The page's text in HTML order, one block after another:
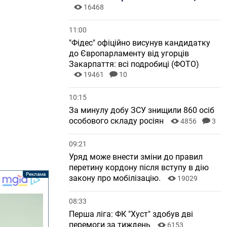
16468
11:00
"Фідес" офіційно висунув кандидатку
до Європарламенту від угорців
Закарпаття: всі подробиці (ФОТО)
19461 10
10:15
За минулу добу ЗСУ знищили 860 осіб
особового складу росіян
4856 3
09:21
Уряд може внести зміни до правил
перетину кордону після вступу в дію
закону про мобілізацію.
19029
08:33
Перша ліга: ФК "Хуст" здобув дві
перемоги за тиждень
6153